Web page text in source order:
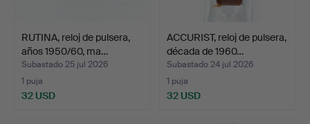
RUTINA, reloj de pulsera,
años 1950/60, ma…
Subastado 25 jul 2026
1 puja
32 USD
ACCURIST, reloj de pulsera,
década de 1960…
Subastado 24 jul 2026
1 puja
32 USD